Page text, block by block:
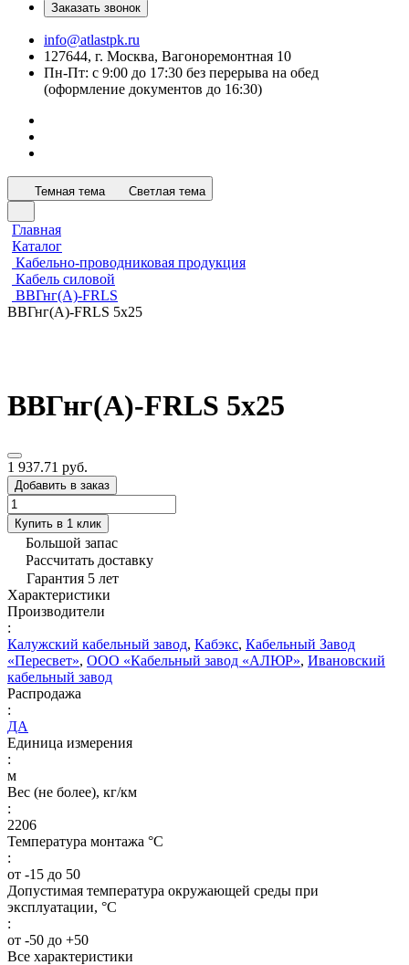
Заказать звонок
info@atlastpk.ru
127644, г. Москва, Вагоноремонтная 10
Пн-Пт: с 9:00 до 17:30 без перерыва на обед
(оформление документов до 16:30)
Темная тема Светлая тема
Главная
Каталог
Кабельно-проводниковая продукция
Кабель силовой
ВВГнг(А)-FRLS
ВВГнг(А)-FRLS 5х25
ВВГнг(А)-FRLS 5х25
1 937.71 руб.
Добавить в заказ
Купить в 1 клик
Большой запас
Рассчитать доставку
Гарантия 5 лет
Характеристики
Производители
:
Калужский кабельный завод, Кабэкс, Кабельный Завод
«Пересвет», ООО «Кабельный завод «АЛЮР», Ивановский
кабельный завод
Распродажа
:
ДА
Единица измерения
:
м
Вес (не более), кг/км
:
2206
Температура монтажа °C
:
от -15 до 50
Допустимая температура окружающей среды при
эксплуатации, °C
:
от -50 до +50
Все характеристики